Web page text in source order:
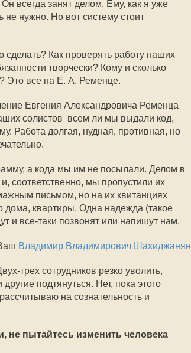
всегда занят делом. Ему, как я уже
не нужно. Но вот систему стоит
сделать? Как проверять работу наших
творчески? Кому и сколько
Это все на Е. А. Ременце.
Евгения Александровича Ременца 
солистов  всем ли мы выдали код,
Работа долгая, нудная, противная, но
а кода мы им не посылали. Делом в
соответственно, мы пропустили их
письмом, но на их квитанциях
дома, квартиры. Одна надежда (такое
и все-таки позвонят или напишут нам.
Владимир Владимирович Шахиджанян
трех сотрудников резко уволить,
подтянуться. Нет, пока этого
на сознательность и
пытайтесь изменить человека 